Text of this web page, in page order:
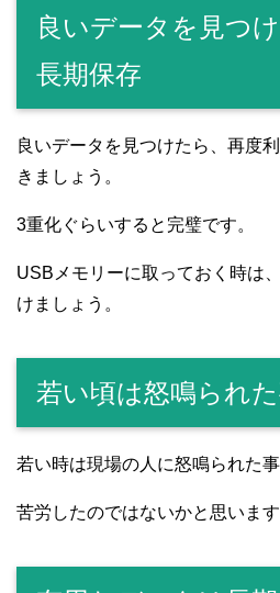
良いデータを見つ
長期保存
良いデータを見つけたら、再度
きましょう。
3重化ぐらいすると完璧です。
USBメモリーに取っておく時は
けましょう。
若い頃は怒鳴られ
若い時は現場の人に怒鳴られた
苦労したのではないかと思います